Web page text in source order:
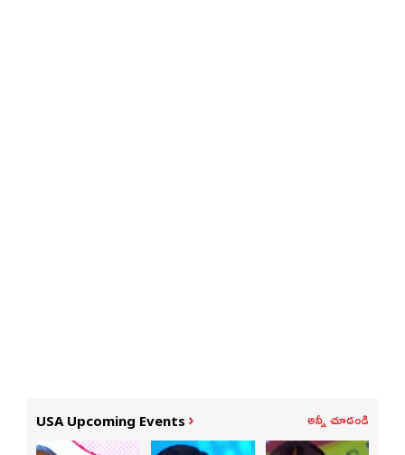
USA Upcoming Events అన్నీ చూడండి